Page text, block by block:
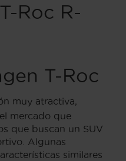
Roc R-
T-Roc
muy atractiva,
mercado que
que buscan un SUV
Algunas
similares